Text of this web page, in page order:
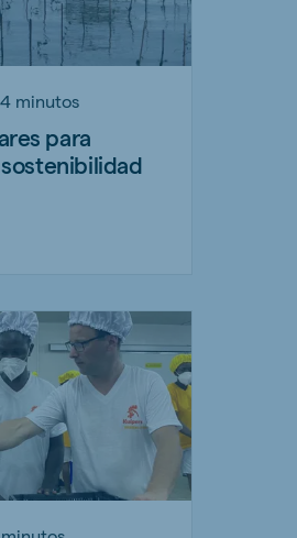
minutos
para